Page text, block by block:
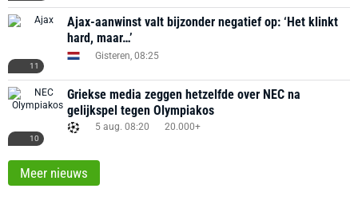
11
Ajax-aanwinst valt bijzonder negatief op: ‘Het klinkt
hard, maar…’
Gisteren, 08:25
10
Griekse media zeggen hetzelfde over NEC na
gelijkspel tegen Olympiakos
5 aug. 08:20 20.000+
Meer nieuws